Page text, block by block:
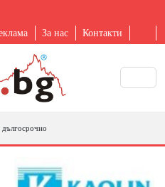
За нас Контакти
дългосрочно